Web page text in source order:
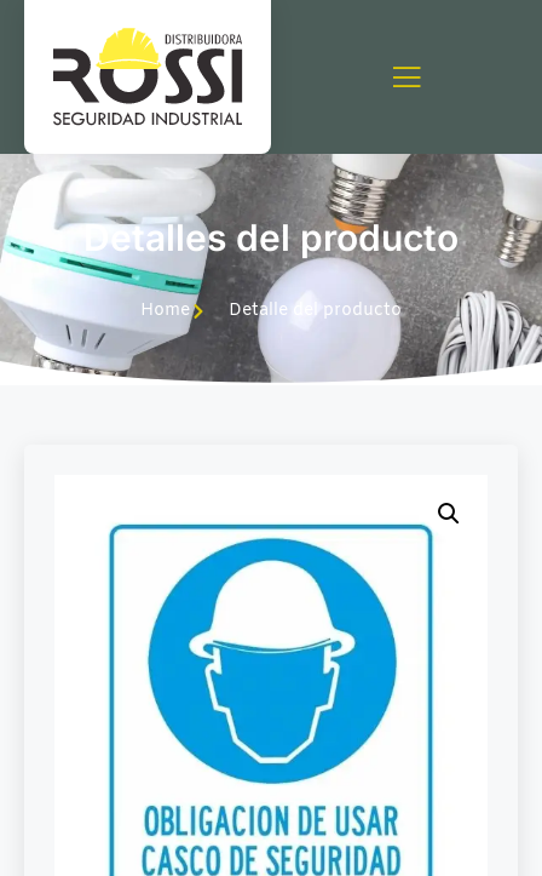
Detalles del producto
Home Detalle del producto